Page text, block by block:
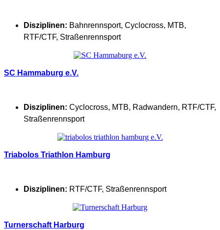
Disziplinen: Bahnrennsport, Cyclocross, MTB,
RTF/CTF, Straßenrennsport
SC Hammaburg e.V.
Disziplinen: Cyclocross, MTB, Radwandern, RTF/CTF,
Straßenrennsport
Triabolos Triathlon Hamburg
Disziplinen: RTF/CTF, Straßenrennsport
Turnerschaft Harburg